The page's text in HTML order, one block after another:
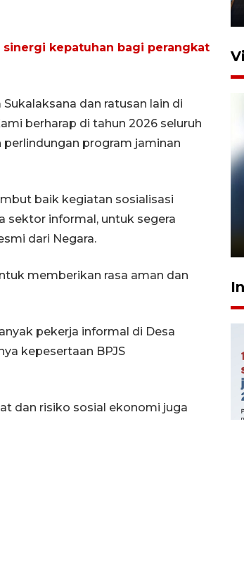
sinergi kepatuhan bagi perangkat
dan ratusan lain di
berharap di tahun 2026 seluruh
program jaminan
baik kegiatan sosialisasi
sektor informal, untuk segera
dari Negara.
memberikan rasa aman dan
pekerja informal di Desa
kepesertaan BPJS
dan risiko sosial ekonomi juga
Filaha Farm setia
sampai 8 tahan?
Juni 2026 05:47